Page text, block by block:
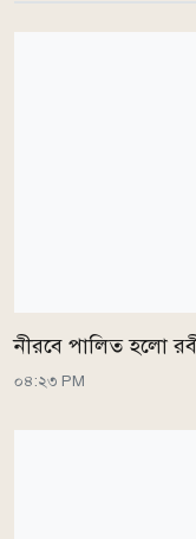
নীরবে পালিত হলো
০৪:২৩ PM